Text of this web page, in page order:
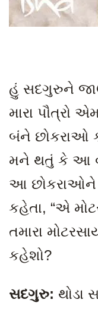
હું સદગુરુને
મારા પૌત્રો
બંને છોકરાઓ
મને થતું કે આ
આ છોકરાઓને
કહેતા, “એ
તમારા
કહેશો?
સદગુરુ: થોડા